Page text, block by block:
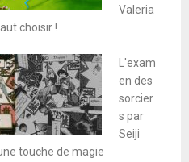
Valeria
choisir !
L'exam
en des
sorcier
s par
Seiji
touche de magie